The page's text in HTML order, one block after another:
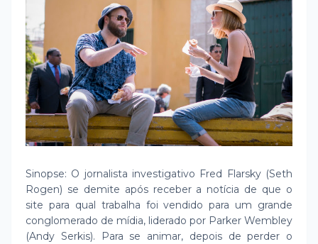
Sinopse: O jornalista investigativo Fred Flarsky (Seth
Rogen) se demite após receber a notícia de que o
site para qual trabalha foi vendido para um grande
conglomerado de mídia, liderado por Parker Wembley
(Andy Serkis). Para se animar, depois de perder o